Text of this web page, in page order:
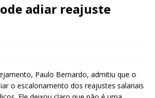
adiar reajuste
Paulo Bernardo, admitiu que o
o escalonamento dos reajustes salariais